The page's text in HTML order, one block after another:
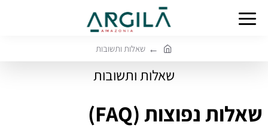
שאלות ותשובות
h
o
שאלות ותשובות
שאלות נפוצות (FAQ)